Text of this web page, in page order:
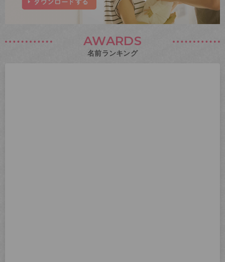
AWARDS
名前ランキング